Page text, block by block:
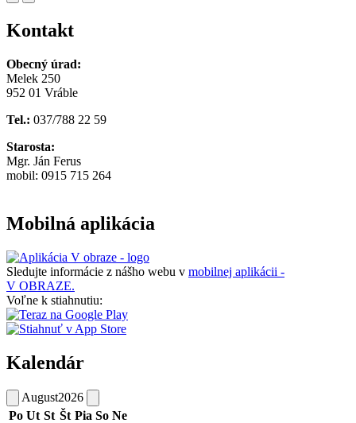
Kontakt
Obecný úrad:
Melek 250
952 01 Vráble
Tel.: 037/788 22 59
Starosta:
Mgr. Ján Ferus
mobil: 0915 715 264
Mobilná aplikácia
Sledujte informácie z nášho webu v mobilnej aplikácii -
V OBRAZE.
Voľne k stiahnutiu:
Kalendár
August2026
Po Ut St Št Pia So Ne